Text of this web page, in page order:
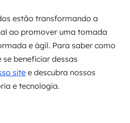
estão transformando a
ao promover uma tomada
e ágil. Para saber como
beneficiar dessas
site e descubra nossos
e tecnologia.